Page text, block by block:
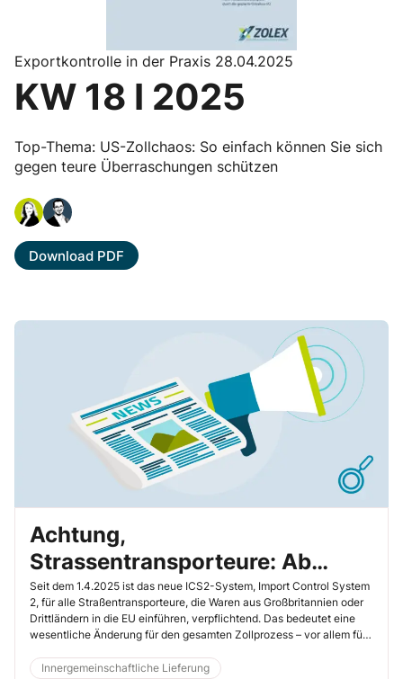
Exportkontrolle in der Praxis 28.04.2025
KW 18 I 2025
Top-Thema: US-Zollchaos: So einfach können Sie sich
gegen teure Überraschungen schützen
Download PDF
Achtung,
Strassentransporteure: Ab
sofort ist ICS2 verpflichtend für
Sie!
Seit dem 1.4.2025 ist das neue ICS2-System, Import Control System
2, für alle Straßentransporteure, die Waren aus Großbritannien oder
Drittländern in die EU einführen, verpflichtend. Das bedeutet eine
wesentliche Änderung für den gesamten Zollprozess – vor allem für
Informationen korrekt und rechtzeitig übermittelt werden. In diesem
Innergemeinschaftliche Lieferung